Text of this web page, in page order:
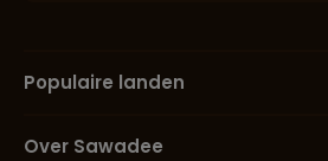
Populaire landen
Over Sawadee